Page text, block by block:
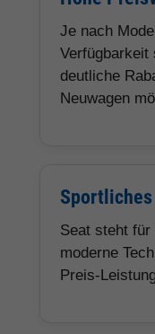
Je nach
Verfügbarkeit
deutliche
Neuwagen
Sportliches
Seat steht
moderne
Preis-